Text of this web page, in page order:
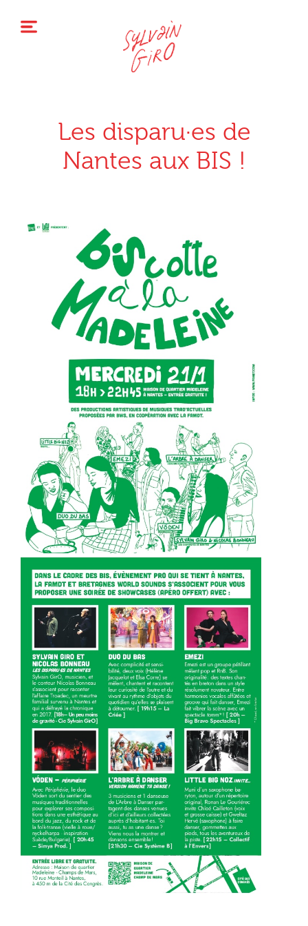
Les disparu·es de
Nantes aux BIS !